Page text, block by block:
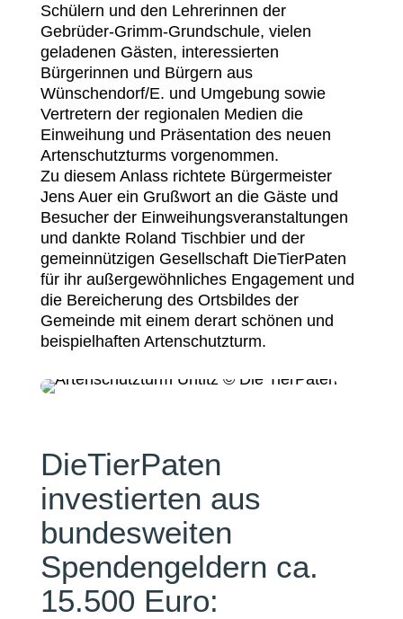
Schülern und den Lehrerinnen der
Gebrüder-Grimm-Grundschule, vielen
geladenen Gästen, interessierten
Bürgerinnen und Bürgern aus
Wünschendorf/E. und Umgebung sowie
Vertretern der regionalen Medien die
Einweihung und Präsentation des neuen
Artenschutzturms vorgenommen.
Zu diesem Anlass richtete Bürgermeister
Jens Auer ein Grußwort an die Gäste und
Besucher der Einweihungsveranstaltungen
und dankte Roland Tischbier und der
gemeinnützigen Gesellschaft DieTierPaten
für ihr außergewöhnliches Engagement und
die Bereicherung des Ortsbildes der
Gemeinde mit einem derart schönen und
beispielhaften Artenschutzturm.
DieTierPaten
investierten aus
bundesweiten
Spendengeldern ca.
15.500 Euro: